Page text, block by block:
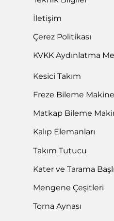
ISO 14001:2015
Sistemleri, Yekpare Karbür
Devam →
ISO 9001:2015